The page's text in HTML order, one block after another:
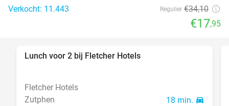
Verkocht: 11.443 Regulier €34,10
€17,95
Lunch voor 2 bij Fletcher Hotels
Fletcher Hotels
Zutphen
18 min. directions_car